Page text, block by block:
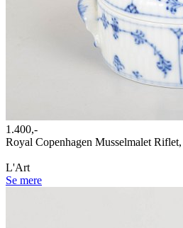
1.400,-
Royal Copenhagen Musselmalet
L'Art
Se mere